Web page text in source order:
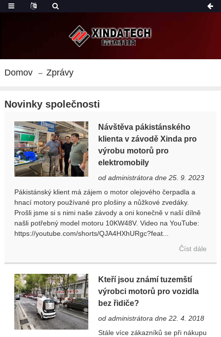
Domov Zprávy
Novinky společnosti
Návštěva pákistánského
klienta v závodě Xinda pro
výrobu motorů pro
elektromobily
od administrátora dne 25. 9. 2023
Pákistánský klient má zájem o motor olejového čerpadla a
hnací motory používané pro plošiny a nůžkové zvedáky.
Prošli jsme si s nimi naše závody a oni konečně v naší dílně
našli potřebný model motoru 10KW48V. Video na YouTube:
https://youtube.com/shorts/QJA4HXhURgc?feat...
Číst dále
Kteří jsou známí tuzemští
výrobci motorů pro vozidla
bez řidiče?
od administrátora dne 22. 4. 2018
Stále více zákazníků se při nákupu